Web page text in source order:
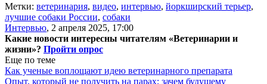
Метки: ветеринария, видео, интервью, йоркширский терьер,
лучшие собаки России, собаки
Интервью, 2 апреля 2025, 17:00
Какие новости интересны читателям «Ветеринарии и
жизни»? Пройти опрос
Еще по теме
Как ученые воплощают идею ветеринарного препарата
Опыт, который не получить на парах: зачем будущему